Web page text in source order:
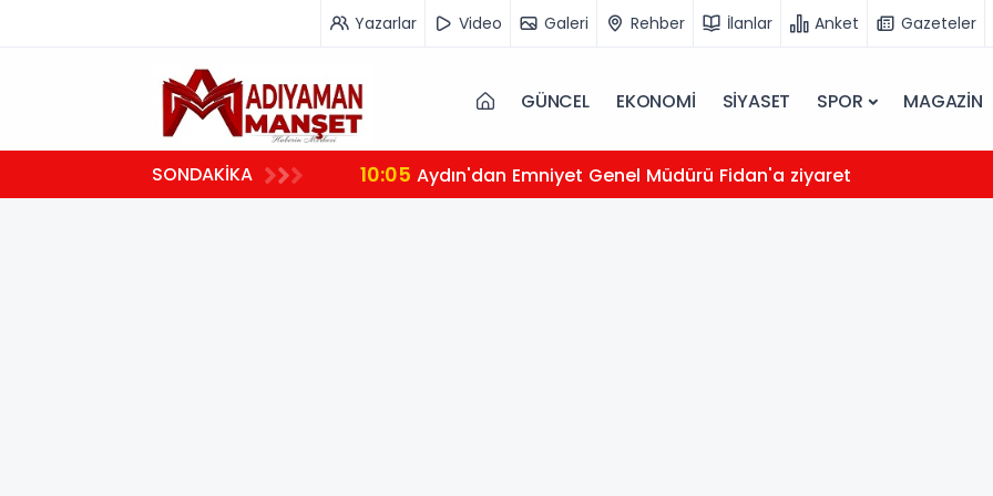
Yazarlar Video Galeri Rehber İlanlar Anket Gazeteler
GÜNCEL EKONOMİ SİYASET SPOR MAGAZİN
SONDAKİKA 10:05 Aydın'dan Emniyet Genel Müdürü Fidan'a ziyaret